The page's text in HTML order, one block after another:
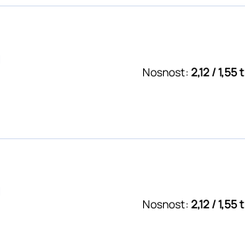
Nosnost: 2,12 / 1,55 t
Nosnost: 2,12 / 1,55 t